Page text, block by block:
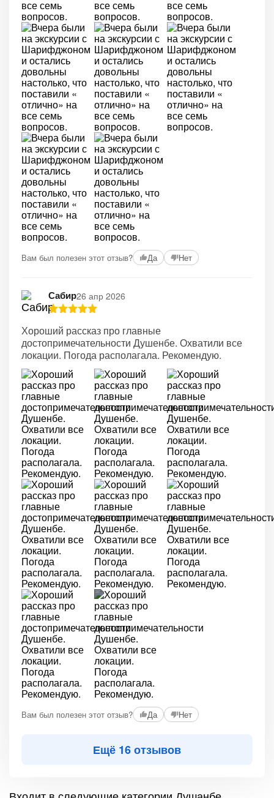
Вам был полезен этот отзыв? Да Нет
Сабир26 апр 2026
Хороший рассказ про главные
достопримечательности Душенбе. Охватили все
локации. Погода располагала. Рекомендую.
Вам был полезен этот отзыв? Да Нет
Ещё 16 отзывов